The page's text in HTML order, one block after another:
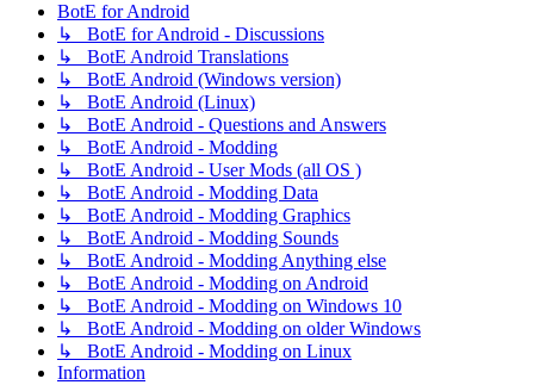
BotE for Android
↳ BotE for Android - Discussions
↳ BotE Android Translations
↳ BotE Android (Windows version)
↳ BotE Android (Linux)
↳ BotE Android - Questions and Answers
↳ BotE Android - Modding
↳ BotE Android - User Mods (all OS )
↳ BotE Android - Modding Data
↳ BotE Android - Modding Graphics
↳ BotE Android - Modding Sounds
↳ BotE Android - Modding Anything else
↳ BotE Android - Modding on Android
↳ BotE Android - Modding on Windows 10
↳ BotE Android - Modding on older Windows
↳ BotE Android - Modding on Linux
Information